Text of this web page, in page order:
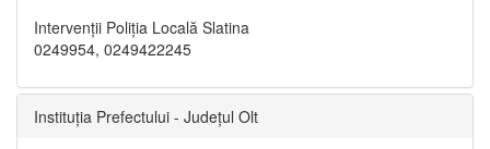
Intervenții Poliția Locală Slatina
0249954, 0249422245
Instituția Prefectului - Județul Olt